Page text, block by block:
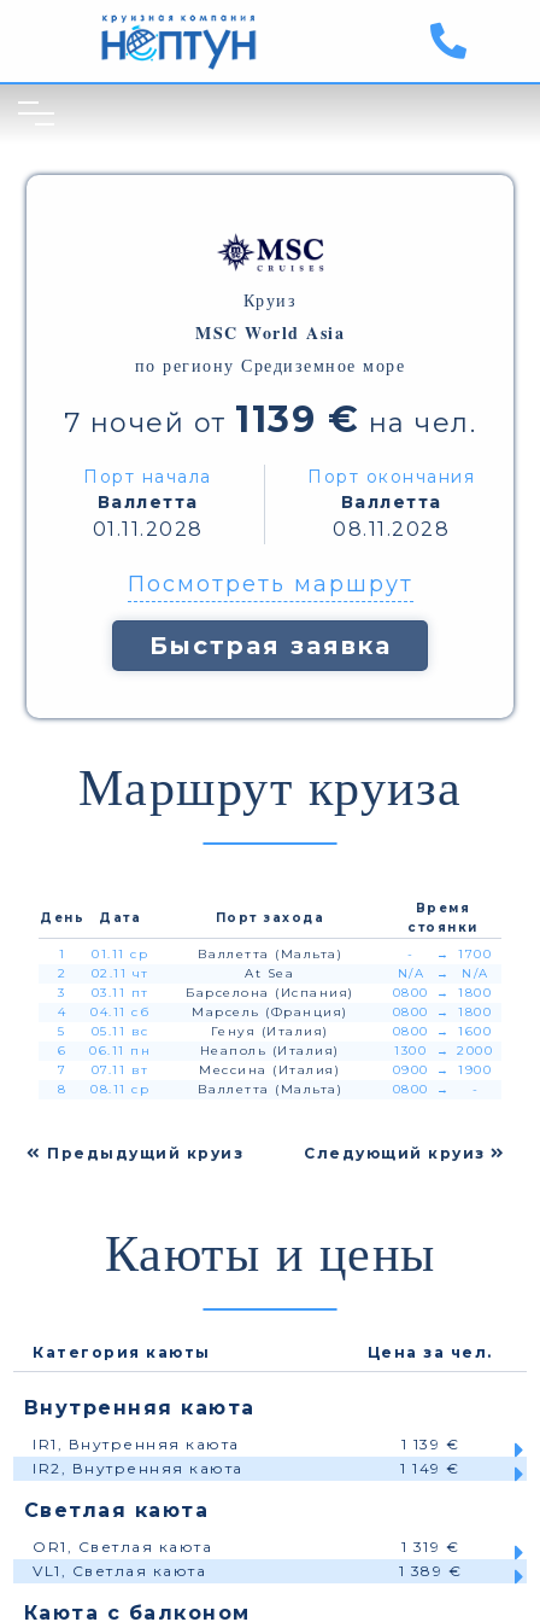
Круиз
MSC World Asia
по региону Средиземное море
7 ночей от 1139 € на чел.
Порт начала
Валлетта
01.11.2028
Порт окончания
Валлетта
08.11.2028
Посмотреть маршрут
Быстрая заявка
Маршрут круиза
День Дата Порт захода
Время
стоянки
1
01.11 ср Валлетта (Мальта) - →
1700
2
02.11 чт At Sea N/A →
N/A
3
03.11 пт Барселона (Испания) 0800 →
1800
4
04.11 сб Марсель (Франция) 0800 →
1800
5
05.11 вс Генуя (Италия) 0800 →
1600
6
06.11 пн Неаполь (Италия) 1300 →
2000
7
07.11 вт Мессина (Италия) 0900 →
1900
8
08.11 ср Валлетта (Мальта) 0800 → -
Предыдущий круиз Следующий круиз
Каюты и цены
Категория каюты Цена за чел.
Внутренняя каюта
IR1, Внутренняя каюта
1 139 €
IR2, Внутренняя каюта
1 149 €
Светлая каюта
OR1, Светлая каюта
1 319 €
VL1, Светлая каюта
1 389 €
Каюта с балконом